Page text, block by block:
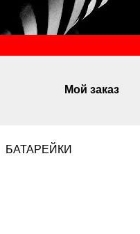
Мой заказ
БАТАРЕЙКИ